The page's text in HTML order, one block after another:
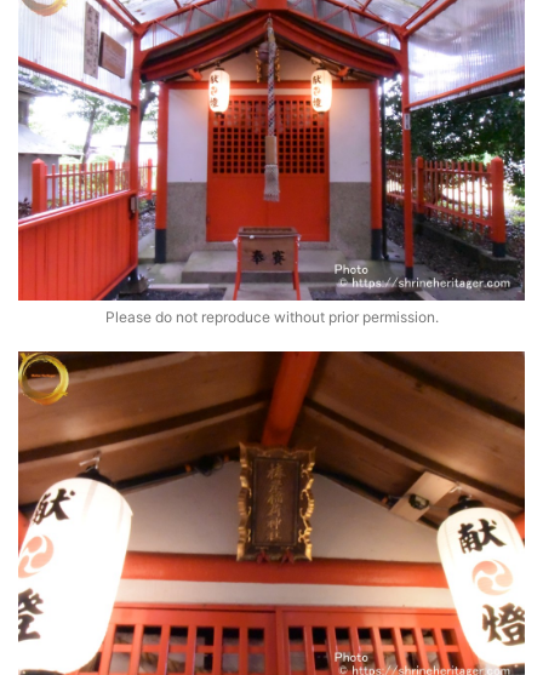
Please do not reproduce without prior permission.